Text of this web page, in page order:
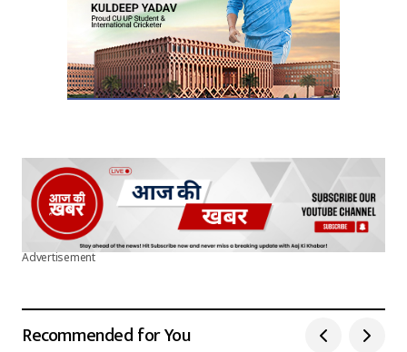
Submit Comment
Advertisement
Recommended for You